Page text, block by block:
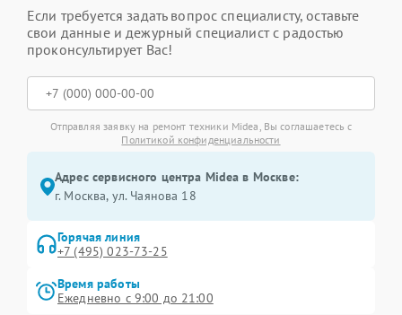
Если требуется задать вопрос специалисту, оставьте
свои данные и дежурный специалист с радостью
проконсультирует Вас!
Отправляя заявку на ремонт техники Midea, Вы соглашаетесь с
Политикой конфиденциальности
Адрес сервисного центра Midea в Москве:
г. Москва, ул. Чаянова 18
Горячая линия
+7 (495) 023-73-25
Время работы
Ежедневно с 9:00 до 21:00